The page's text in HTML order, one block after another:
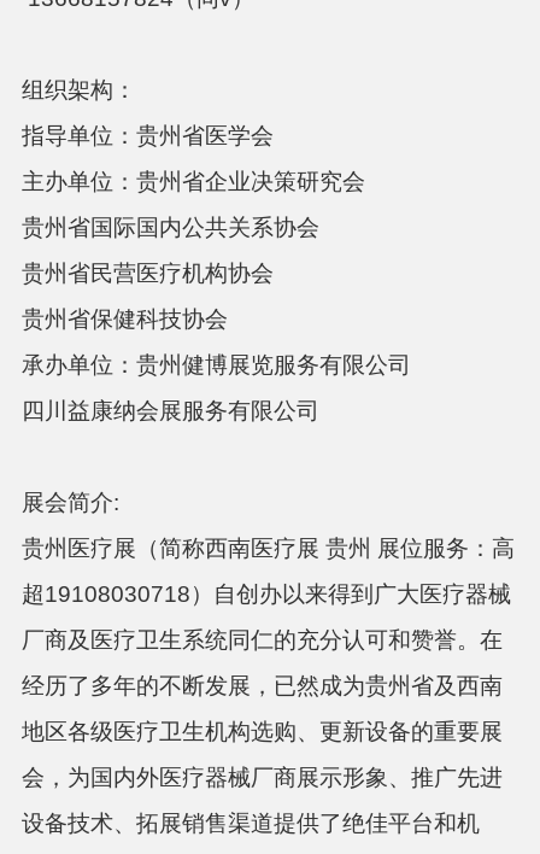
组织架构 ：
指导单位：贵州省医学会
主办单位：贵州省企业决策研究会
贵州省国际国内公共关系协会
贵州省民营医疗机构协会
贵州省保健科技协会
承办单位：贵州健博展览服务有限公司
四川益康纳会展服务有限公司
展会简介:
贵州医疗展（简称西南医疗展 贵州 展位服务：高
超19108030718） 自创办以来得到广大医疗器械
厂商及医疗卫生系统同仁的充分认可和赞誉。在
经历了多年的不断发展，已然成为贵州省及西南
地区各级医疗卫生机构选购、更新设备的重要展
会，为国内外医疗器械厂商展示形象、推广先进
设备技术、拓展销售渠道提供了绝佳平台和机